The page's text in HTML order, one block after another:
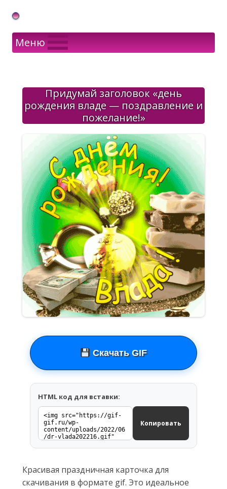
Gif Открытки в подарок
Меню
Придумай заголовок «день
рождения владе — поздравление и
пожелание!»
Скачать GIF
HTML код для вставки:
Копировать
Красивая праздничная карточка для
скачивания в формате gif. Это идеальное